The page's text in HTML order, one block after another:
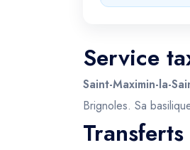
Service
Saint-Maximin-la-
Brignoles. Sa